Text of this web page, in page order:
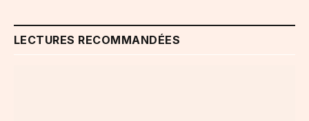
LECTURES RECOMMANDÉES